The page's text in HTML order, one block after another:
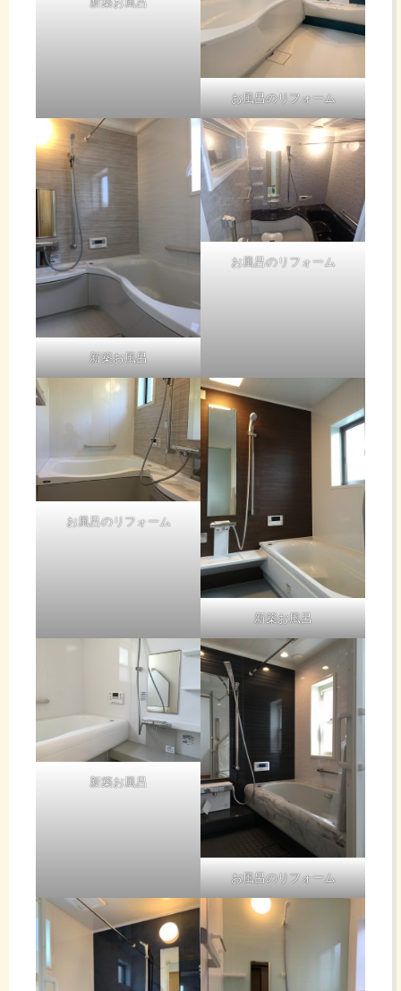
お風呂のリフォーム
新築お風呂
お風呂のリフォーム
お風呂のリフォーム
新築お風呂
新築お風呂
お風呂のリフォーム